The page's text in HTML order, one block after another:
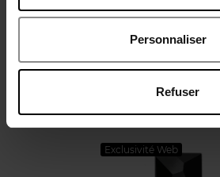
Personnaliser
Refuser
Oublié quelque
Exclusivité Web